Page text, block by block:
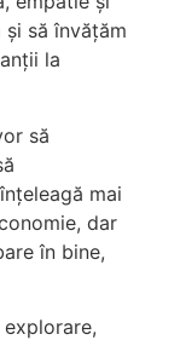
să învățăm
la
să
mai
dar
în bine,